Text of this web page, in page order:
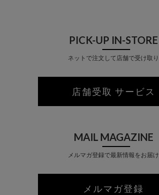
PICK-UP IN-STORE
ネットで注文して店舗で受け取り
店舗受取 サービス
MAIL MAGAZINE
メルマガ登録で最新情報をお届け
メルマガ登録